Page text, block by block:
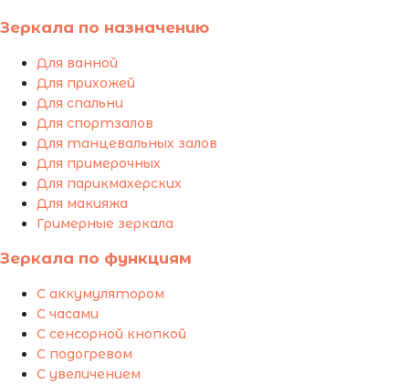
Зеркала по назначению
Для ванной
Для прихожей
Для спальни
Для спортзалов
Для танцевальных залов
Для примерочных
Для парикмахерских
Для макияжа
Гримерные зеркала
Зеркала по функциям
С аккумулятором
С часами
С сенсорной кнопкой
С подогревом
С увеличением